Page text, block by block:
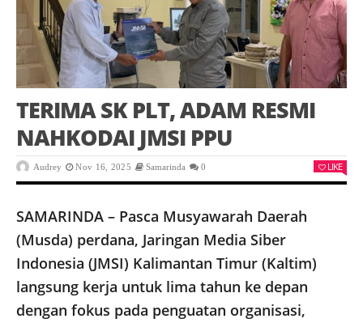
TERIMA SK PLT, ADAM RESMI
NAHKODAI JMSI PPU
Audrey Nov 16, 2025 Samarinda 0 LIKE
SAMARINDA – Pasca Musyawarah Daerah
(Musda) perdana, Jaringan Media Siber
Indonesia (JMSI) Kalimantan Timur (Kaltim)
langsung kerja untuk lima tahun ke depan
dengan fokus pada penguatan organisasi,